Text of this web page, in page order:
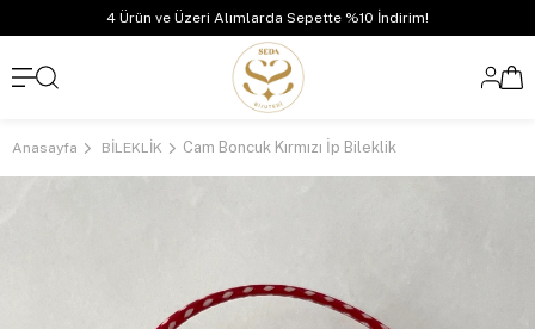
4 Ürün ve Üzeri Alımlarda Sepette %10 İndirim!
Anasayfa BİLEKLİK Cam Boncuk Kırmızı İp Bileklik